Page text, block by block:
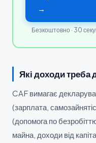
→
Безкоштовно · 30
Які доходи треба
CAF вимагає
(зарплата,
(допомога по
майна, доходи від